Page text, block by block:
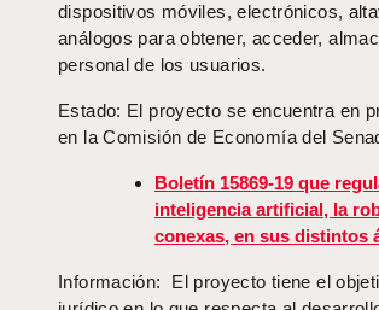
dispositivos móviles, electrónicos,
análogos para obtener, acceder,
personal de los usuarios.
Estado: El proyecto se encuentra en
en la Comisión de Economía del
Boletín 15869-19 que
inteligencia artificial, la
conexas, en sus distintos
Información: El proyecto tiene el